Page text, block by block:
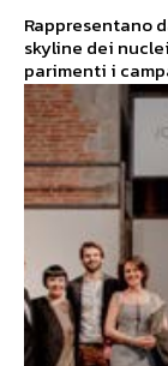
Rappresentano
skyline dei
parimenti i